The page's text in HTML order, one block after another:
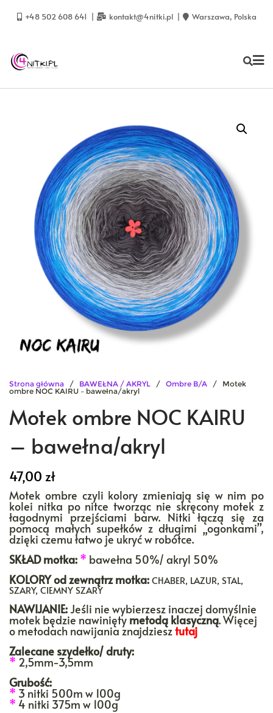
+48 502 608 641 kontakt@4nitki.pl Warszawa, Polska
Strona główna / BAWEŁNA / AKRYL / Ombre B/A / Motek
ombre NOC KAIRU – bawełna/akryl
Motek ombre NOC KAIRU
– bawełna/akryl
47,00 zł
Motek ombre czyli kolory zmieniają się w nim po
kolei nitka po nitce tworząc nie skręcony motek z
łagodnymi przejściami barw. Nitki łączą się za
pomocą małych supełków z długimi „ogonkami”,
dzięki czemu łatwo je ukryć w robótce.
SKŁAD motka: * bawełna 50%/ akryl 50%
KOLORYod zewnątrz motka:CHABER, LAZUR, STAL,
SZARY, CIEMNY SZARY
NAWIJANIE:Jeśli nie wybierzesz inaczej domyślnie
motek będzie nawinięty metodą klasyczną. Więcej
o metodach nawijania znajdziesztutaj
Zalecane szydełko/ druty:
* 2,5mm-3,5mm
Grubość:
* 3 nitki 500m w 100g
* 4 nitki 375m w 100g